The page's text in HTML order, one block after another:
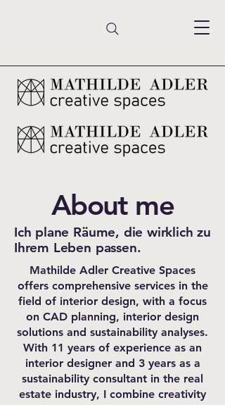
About me
Ich plane Räume, die wirklich zu
Ihrem Leben passen.
Mathilde Adler Creative Spaces
offers comprehensive services in the
field of interior design, with a focus
on CAD planning, interior design
solutions and sustainability analyses.
With 11 years of experience as an
interior designer and 3 years as a
sustainability consultant in the real
estate industry, I combine creativity